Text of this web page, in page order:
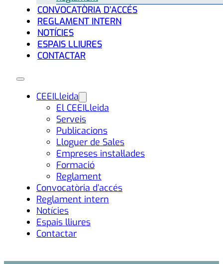
CONVOCATÒRIA D’ACCÉS
REGLAMENT INTERN
NOTÍCIES
ESPAIS LLIURES
CONTACTAR
CEEILleida
El CEEILleida
Serveis
Publicacions
Lloguer de Sales
Empreses instal·lades
Formació
Reglament
Convocatòria d’accés
Reglament intern
Notícies
Espais lliures
Contactar